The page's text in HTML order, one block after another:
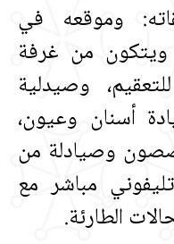
وموقعه في
ويتكون من غرفة
وصيدلية
أسنان وعيون،
وصيادلة من
مباشر مع
الطارئة‏.‏